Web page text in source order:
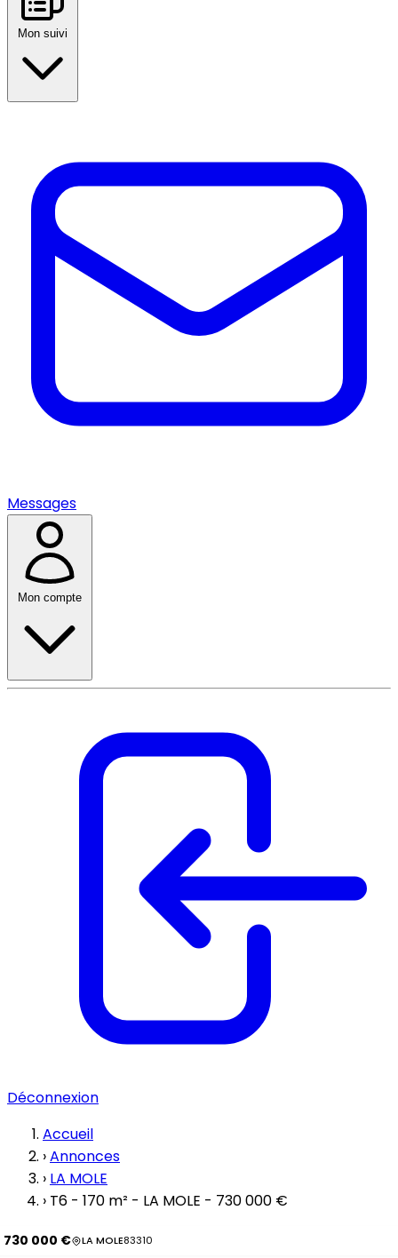
Mon suivi
Messages
Mon compte
Déconnexion
Accueil
›Annonces
› LA MOLE
› T6 - 170 m² - LA MOLE - 730 000 €
730 000 € LA MOLE83310